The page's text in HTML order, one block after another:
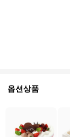
옵션상품